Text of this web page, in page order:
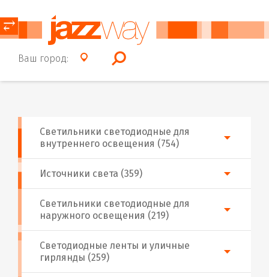
Ваш город:
⥂
Источники света (359)
Светодиодные ленты и уличные
гирлянды (259)
Светильники светодиодные для
внутреннего освещения (754)
Светильники светодиодные для
наружного освещения (219)